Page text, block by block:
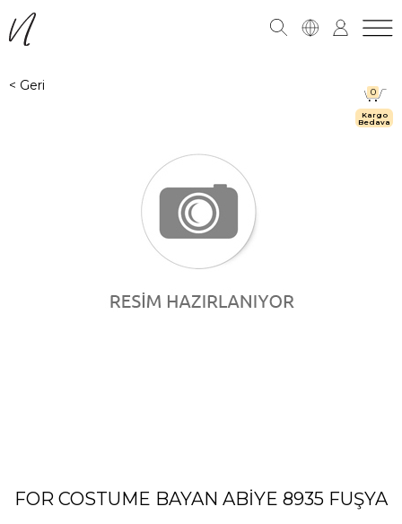
0
Kargo
Bedava
FOR COSTUME BAYAN ABİYE 8935 FUŞYA